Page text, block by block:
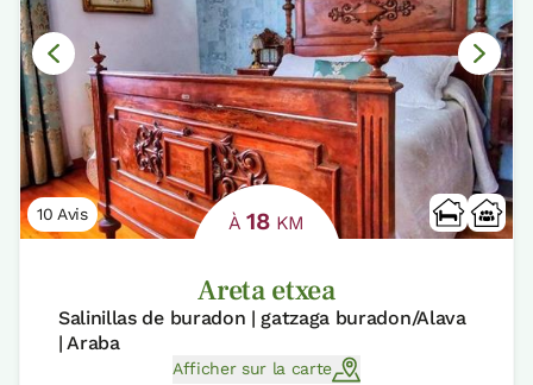
10 Avis À18KM
Areta etxea
Salinillas de buradon | gatzaga buradon/Alava
| Araba
Afficher sur la carte